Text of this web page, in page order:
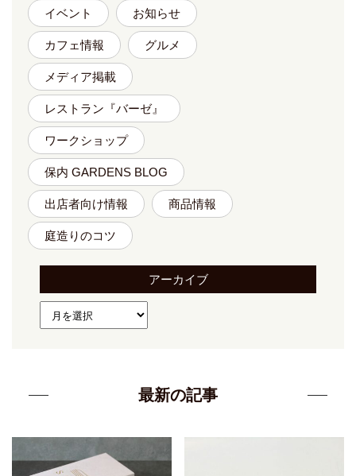
イベント お知らせ
カフェ情報 グルメ
メディア掲載
レストラン『バーゼ』
ワークショップ
保内 GARDENS BLOG
出店者向け情報 商品情報
庭造りのコツ
アーカイブ
最新の記事